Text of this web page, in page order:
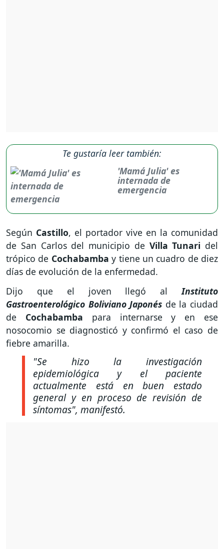
Te gustaría leer también:
'Mamá Julia' es
internada de
emergencia
Según Castillo, el portador vive en la comunidad
de San Carlos del municipio de Villa Tunari del
trópico de Cochabambay tiene un cuadro de diez
días de evolución de la enfermedad.
Dijo que el joven llegó alInstituto
Gastroenterológico Boliviano Japonés de la ciudad
de Cochabamba para internarse y en ese
nosocomio se diagnosticó y confirmó el caso de
fiebre amarilla.
"Se hizo la investigación
epidemiológica y el paciente
actualmente está en buen estado
general y en proceso de revisión de
síntomas", manifestó.